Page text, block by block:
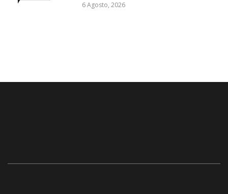
6 Agosto, 2026